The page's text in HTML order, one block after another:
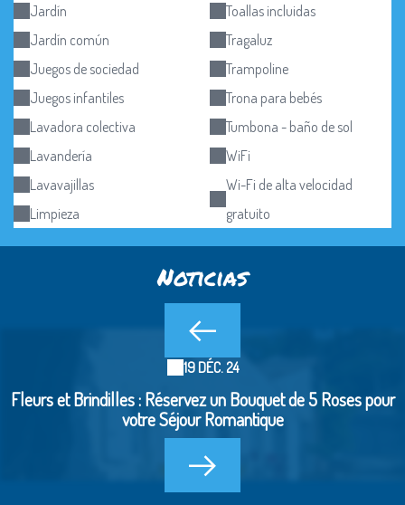
Jardín
Jardín común
Juegos de sociedad
Juegos infantiles
Lavadora colectiva
Lavandería
Lavavajillas
Limpieza
Toallas incluidas
Tragaluz
Trampoline
Trona para bebés
Tumbona - baño de sol
WiFi
Wi-Fi de alta velocidad
gratuito
Noticias
19 DÉC. 24
Fleurs et Brindilles : Réservez un Bouquet de 5 Roses pour
votre Séjour Romantique